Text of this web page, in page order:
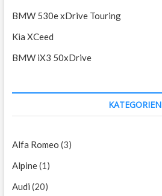
BMW 530e xDrive Touring
Kia XCeed
BMW iX3 50xDrive
KATEGORIEN
Alfa Romeo (3)
Alpine(1)
Audi (20)